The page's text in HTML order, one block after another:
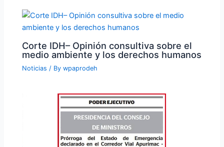
Corte IDH– Opinión consultiva sobre el
medio ambiente y los derechos humanos
Noticias / Bywpaprodeh